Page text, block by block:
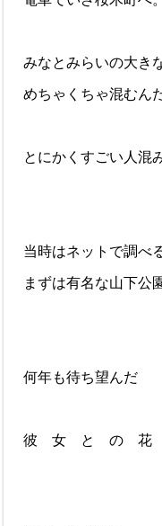
みなとみらいの大き
めちゃくちゃ混むん
とにかくすごい人混
当時はネットで調べ
まずは有名な山下公
何年も待ち望んだ
彼 女 と の 花